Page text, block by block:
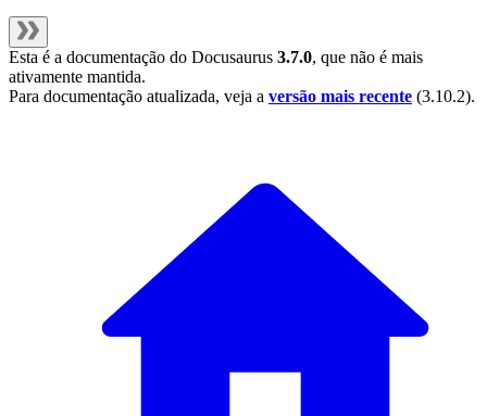
Esta é a documentação do Docusaurus 3.7.0, que não é mais
ativamente mantida.
Para documentação atualizada, veja a versão mais recente (3.10.2).